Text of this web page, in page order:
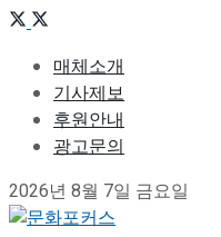
매체소개
기사제보
후원안내
광고문의
2026년 8월 7일 금요일